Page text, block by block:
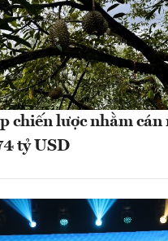
chiến lược nhằm cán
tỷ USD